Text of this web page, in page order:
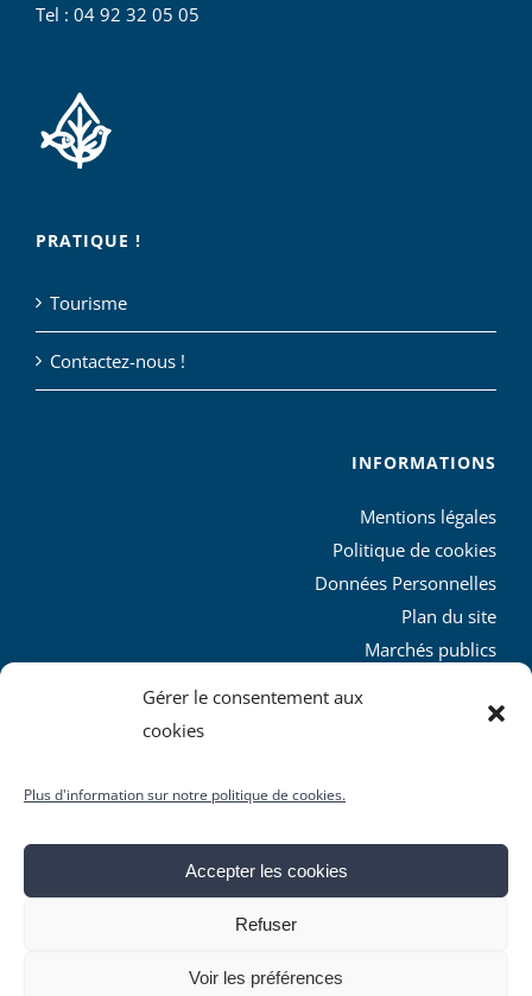
Gérer le consentement aux
cookies
Plus d'information sur notre politique de cookies.
Accepter les cookies
Refuser
Voir les préférences
Tel : 04 92 32 05 05
PRATIQUE !
Tourisme
Contactez-nous !
INFORMATIONS
Mentions légales
Politique de cookies
Données Personnelles
Plan du site
Marchés publics
L’agglo recrute
réservés
Facebook
X YouTubeInstagram